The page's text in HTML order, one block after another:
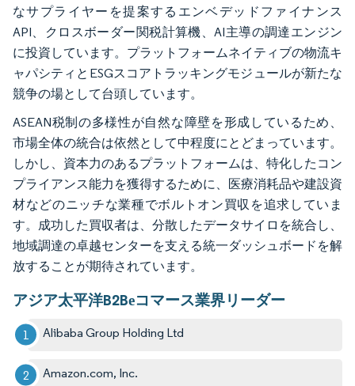
なサプライヤーを提案するエンベデッドファイナンス
API、クロスボーダー関税計算機、AI主導の調達エンジン
に投資しています。プラットフォームネイティブの物流キ
ャパシティとESGスコアトラッキングモジュールが新たな
競争の場として台頭しています。
ASEAN税制の多様性が自然な障壁を形成しているため、
市場全体の統合は依然として中程度にとどまっています。
しかし、資本力のあるプラットフォームは、特化したコン
プライアンス能力を獲得するために、医療消耗品や建設資
材などのニッチな業種でボルトオン買収を追求していま
す。成功した買収者は、分散したデータサイロを統合し、
地域調達の卓越センターを支える統一ダッシュボードを解
放することが期待されています。
アジア太平洋B2Bеコマース業界リーダー
Alibaba Group Holding Ltd
Amazon.com, Inc.